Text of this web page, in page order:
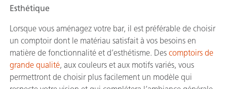
Esthétique
Lorsque vous aménagez votre bar, il est préférable de choisir
un comptoir dont le matériau satisfait à vos besoins en
matière de fonctionnalité et d’esthétisme. Des comptoirs de
grande qualité, aux couleurs et aux motifs variés, vous
permettront de choisir plus facilement un modèle qui